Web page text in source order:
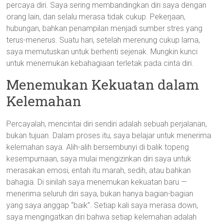
percaya diri. Saya sering membandingkan diri saya dengan
orang lain, dan selalu merasa tidak cukup. Pekerjaan,
hubungan, bahkan penampilan menjadi sumber stres yang
terus-menerus. Suatu hari, setelah merenung cukup lama,
saya memutuskan untuk berhenti sejenak. Mungkin kunci
untuk menemukan kebahagiaan terletak pada cinta diri.
Menemukan Kekuatan dalam
Kelemahan
Percayalah, mencintai diri sendiri adalah sebuah perjalanan,
bukan tujuan. Dalam proses itu, saya belajar untuk menerima
kelemahan saya. Alih-alih bersembunyi di balik topeng
kesempurnaan, saya mulai mengizinkan diri saya untuk
merasakan emosi, entah itu marah, sedih, atau bahkan
bahagia. Di sinilah saya menemukan kekuatan baru —
menerima seluruh diri saya, bukan hanya bagian-bagian
yang saya anggap “baik”. Setiap kali saya merasa down,
saya mengingatkan diri bahwa setiap kelemahan adalah